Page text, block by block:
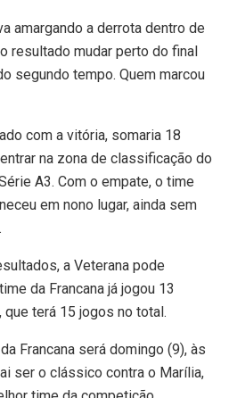
amargando a derrota dentro de
resultado mudar perto do final
segundo tempo. Quem marcou
com a vitória, somaria 18
na zona de classificação do
A3. Com o empate, o time
em nono lugar, ainda sem
a Veterana pode
da Francana já jogou 13
terá 15 jogos no total.
Francana será domingo (9), às
ser o clássico contra o Marília,